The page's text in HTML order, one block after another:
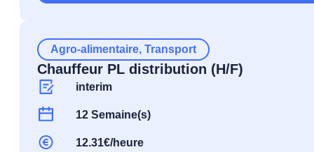
Agro-alimentaire, Transport
Chauffeur PL distribution (H/F)
interim
12 Semaine(s)
12.31€/heure